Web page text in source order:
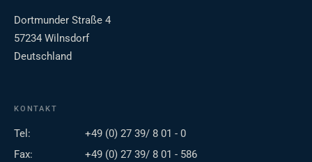
Dortmunder Straße 4
57234 Wilnsdorf
Deutschland
KONTAKT
Tel:
+49 (0) 27 39/ 8 01 - 0
Fax:
+49 (0) 27 39/ 8 01 - 586